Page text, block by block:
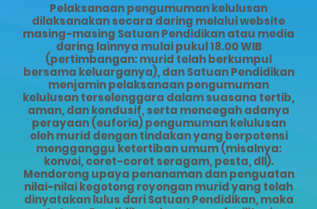
Pelaksanaan pengumuman kelulusan
dilaksanakan secara daring melalui website
masing-masing Satuan Pendidikan atau media
daring lainnya mulai pukul 18.00 WIB
(pertimbangan: murid telah berkumpul
bersama keluarganya), dan Satuan Pendidikan
menjamin pelaksanaan pengumuman
kelulusan terselenggara dalam suasana tertib,
aman, dan kondusif, serta mencegah adanya
perayaan (euforia) pengumuman kelulusan
oleh murid dengan tindakan yang berpotensi
mengganggu ketertiban umum (misalnya:
konvoi, coret-coret seragam, pesta, dll).
Mendorong upaya penanaman dan penguatan
nilai-nilai kegotong royongan murid yang telah
dinyatakan lulus dari Satuan Pendidikan, maka